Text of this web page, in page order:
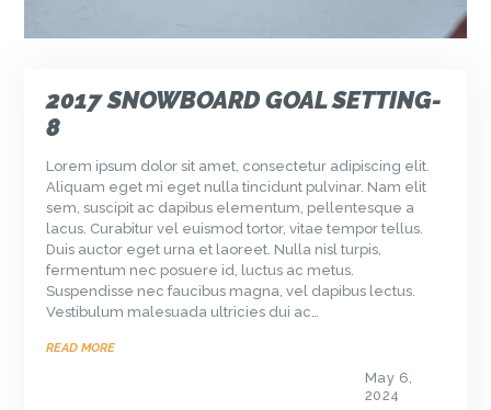
2017 SNOWBOARD GOAL SETTING-
8
Lorem ipsum dolor sit amet, consectetur adipiscing elit.
Aliquam eget mi eget nulla tincidunt pulvinar. Nam elit
sem, suscipit ac dapibus elementum, pellentesque a
lacus. Curabitur vel euismod tortor, vitae tempor tellus.
Duis auctor eget urna et laoreet. Nulla nisl turpis,
fermentum nec posuere id, luctus ac metus.
Suspendisse nec faucibus magna, vel dapibus lectus.
Vestibulum malesuada ultricies dui ac…
READ MORE
May 6,
2024